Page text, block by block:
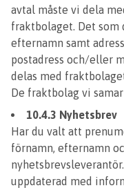
avtal måste vi dela
fraktbolaget. Det som
efternamn samt
postadress och/eller
delas med
De fraktbolag vi
10.4.3 Nyhetsbrev
Har du valt att
förnamn, efternamn
uppdaterad med